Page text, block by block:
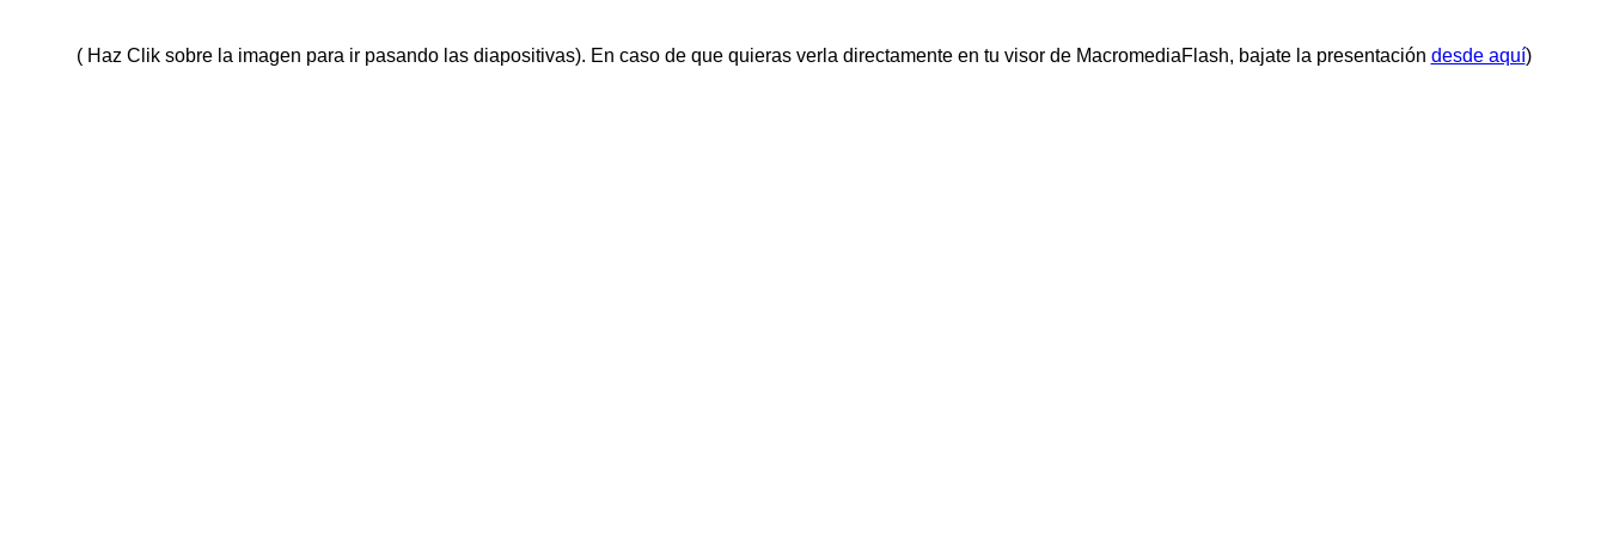
( Haz Clik sobre la imagen para ir pasando las diapositivas). En caso de que quieras verla directamente en tu visor de MacromediaFlash, bajate la presentación desde aquí)